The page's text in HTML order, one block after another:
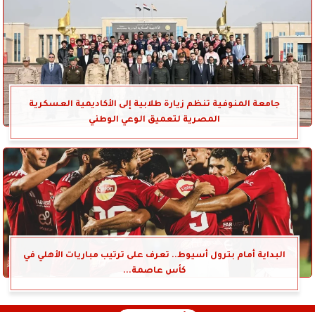
جامعة المنوفية تنظم زيارة طلابية إلى الأكاديمية العسكرية
المصرية لتعميق الوعي الوطني
البداية أمام بترول أسيوط.. تعرف على ترتيب مباريات الأهلي في
كأس عاصمة...